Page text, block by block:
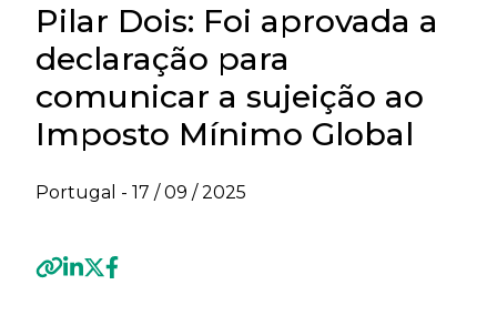
Pilar Dois: Foi aprovada a
declaração para
comunicar a sujeição ao
Imposto Mínimo Global
Portugal - 17 / 09 / 2025